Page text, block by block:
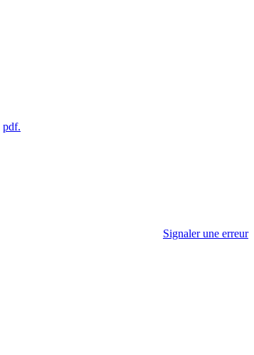
pdf.
Signaler une erreur